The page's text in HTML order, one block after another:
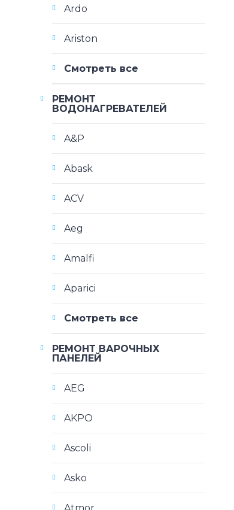
Ardo
Ariston
Смотреть все
РЕМОНТ
ВОДОНАГРЕВАТЕЛЕЙ
A&P
Abask
ACV
Aeg
Amalfi
Aparici
Смотреть все
РЕМОНТ ВАРОЧНЫХ
ПАНЕЛЕЙ
AEG
AKPO
Ascoli
Asko